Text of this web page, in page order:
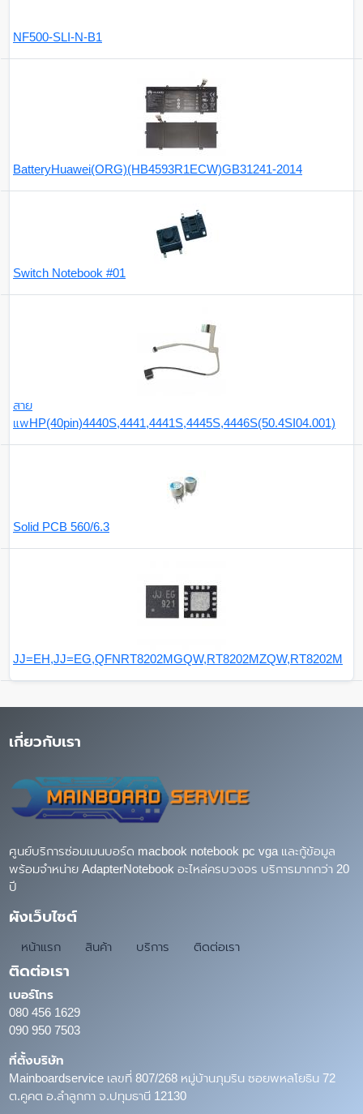
NF500-SLI-N-B1
BatteryHuawei(ORG)(HB4593R1ECW)GB31241-2014
Switch Notebook #01
สาย
แพHP(40pin)4440S,4441,4441S,4445S,4446S(50.4SI04.001)
Solid PCB 560/6.3
JJ=EH,JJ=EG,QFNRT8202MGQW,RT8202MZQW,RT8202M
เกี่ยวกับเรา
ศูนย์บริการซ่อมเมนบอร์ด macbook notebook pc vga และกู้ข้อมูล
พร้อมจำหน่าย AdapterNotebook อะไหล่ครบวงจร บริการมากกว่า 20
ปี
ผังเว็บไซต์
หน้าแรก สินค้า บริการ ติดต่อเรา
ติดต่อเรา
เบอร์โทร
080 456 1629
090 950 7503
ที่ตั้งบริษัท
Mainboardservice เลขที่ 807/268 หมู่บ้านภุมริน ซอยพหลโยธิน 72
ต.คูคต อ.ลำลูกกา จ.ปทุมธานี 12130